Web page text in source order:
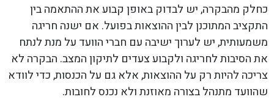
כחלק מהבקרה, יש לבדוק באופן קבוע את ההתאמה בין
התקציב המתוכנן לבין ההוצאות בפועל. אם ישנה חריגה
משמעותית, יש לערוך ישיבה עם חברי הוועד על מנת לנתח
את הסיבות לחריגה ולקבוע צעדים לתיקון המצב. הבקרה לא
צריכה להיות רק על ההוצאות, אלא גם על הכנסות, כדי לוודא
שהוועד מתנהל בצורה מאוזנת ולא נכנס לחובות.